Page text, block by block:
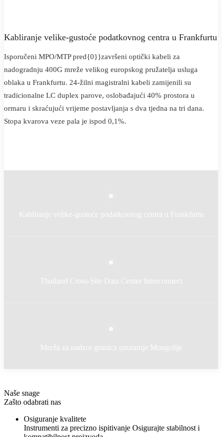
Kabliranje velike-gustoće podatkovnog centra u Frankfurtu
Isporučeni MPO/MTP pred{0}}završeni optički kabeli za
nadogradnju 400G mreže velikog europskog pružatelja usluga
oblaka u Frankfurtu. 24-žilni magistralni kabeli zamijenili su
tradicionalne LC duplex parove, oslobađajući 40% prostora u
ormaru i skraćujući vrijeme postavljanja s dva tjedna na tri dana.
Stopa kvarova veze pala je ispod 0,1%.
Kabliranje velike-gustoće podatkovnog centra u Frankfurtu
Thailand Cross-Site Data Center Interconnect
Mreža za nadzor granica unutarnje Mongolije
Naše snage
Zašto odabrati nas
Osiguranje kvalitete
Instrumenti za precizno ispitivanje Osigurajte stabilnost i